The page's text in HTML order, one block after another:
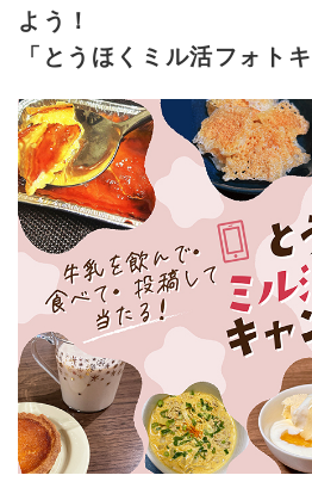
よう！
「とうほくミル活フォト